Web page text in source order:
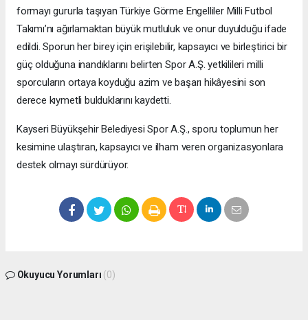
formayı gururla taşıyan Türkiye Görme Engelliler Milli Futbol
Takımı’nı ağırlamaktan büyük mutluluk ve onur duyulduğu ifade
edildi. Sporun her birey için erişilebilir, kapsayıcı ve birleştirici bir
güç olduğuna inandıklarını belirten Spor A.Ş. yetkilileri milli
sporcuların ortaya koyduğu azim ve başarı hikâyesini son
derece kıymetli bulduklarını kaydetti.
Kayseri Büyükşehir Belediyesi Spor A.Ş., sporu toplumun her
kesimine ulaştıran, kapsayıcı ve ilham veren organizasyonlara
destek olmayı sürdürüyor.
Okuyucu Yorumları (0)